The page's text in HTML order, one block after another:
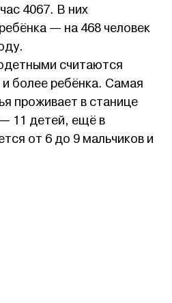
4067. В них
— на 468 человек
считаются
более ребёнка. Самая
проживает в станице
11 детей, ещё в
от 6 до 9 мальчиков и